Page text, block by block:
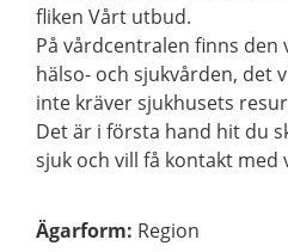
fliken Vårt utbud.
På vårdcentralen finns den
hälso- och sjukvården, det
inte kräver sjukhusets
Det är i första hand hit du
sjuk och vill få kontakt med
Ägarform: Region